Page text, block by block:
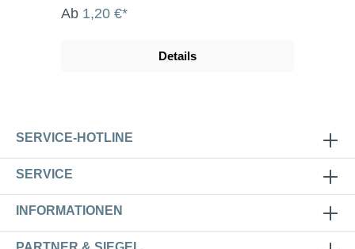
zum Verschrauben von Rohrleitungen und
korrosionsbeständig, langlebig und für
Ab 1,20 €*
Details
SERVICE-HOTLINE
SERVICE
INFORMATIONEN